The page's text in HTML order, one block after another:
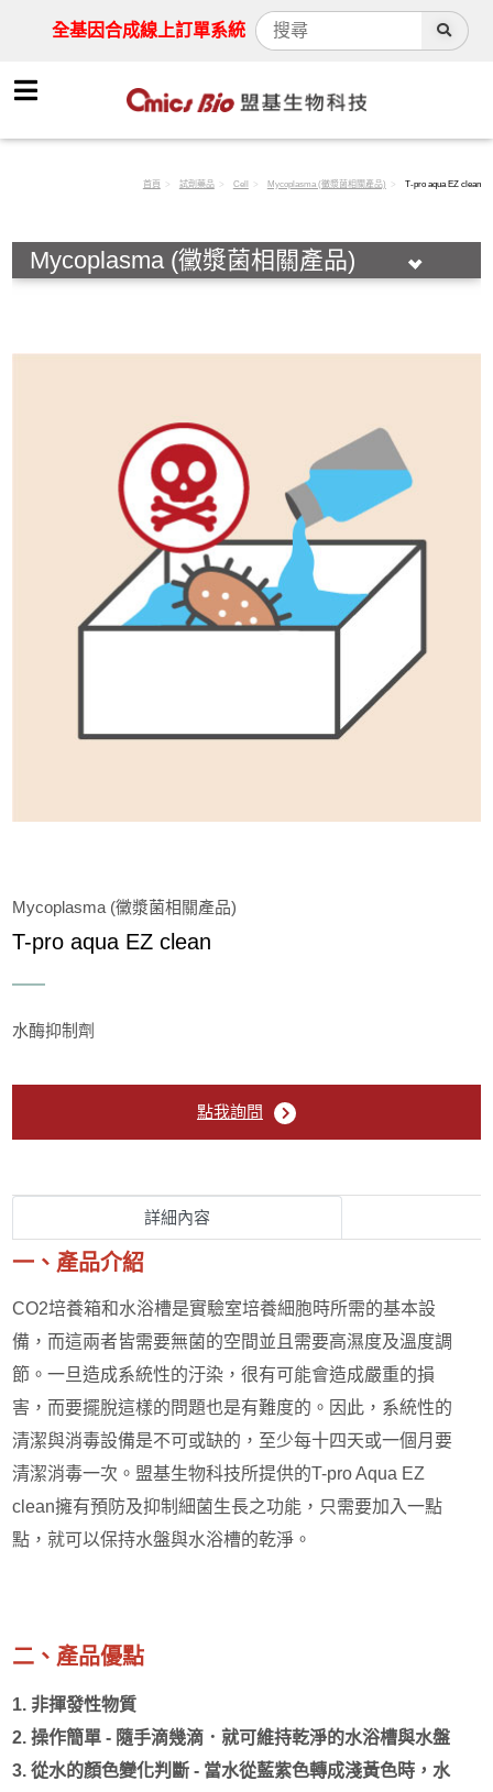
全基因合成線上訂單系統
首頁 試劑藥品 Cell Mycoplasma (黴漿菌相關產品) T-pro aqua EZ clean
Mycoplasma (黴漿菌相關產品)
Antibody
Immunohistochemistry( 免疫組織化學染色)
Apoptosis (細胞凋亡)
Recombinant Protein
Cell Culture Product (細胞培養相關產品)
MycoClean spray
PCR mycoplasma detection kit
T-pro aqua EZ clean
Chemical & Buffer
Plant & Agricultural Science
Mycoplasma (黴漿菌相關產品)
T-pro aqua EZ clean
水酶抑制劑
點我詢問
詳細內容
一、產品介紹
CO2培養箱和水浴槽是實驗室培養細胞時所需的基本設
備，而這兩者皆需要無菌的空間並且需要高濕度及溫度調
節。一旦造成系統性的汙染，很有可能會造成嚴重的損
害，而要擺脫這樣的問題也是有難度的。因此，系統性的
清潔與消毒設備是不可或缺的，至少每十四天或一個月要
清潔消毒一次。盟基生物科技所提供的T-pro Aqua EZ
clean擁有預防及抑制細菌生長之功能，只需要加入一點
點，就可以保持水盤與水浴槽的乾淨。
二、產品優點
1. 非揮發性物質
2. 操作簡單 - 隨手滴幾滴．就可維持乾淨的水浴槽與水盤
3. 從水的顏色變化判斷 - 當水從藍紫色轉成淺黃色時，水